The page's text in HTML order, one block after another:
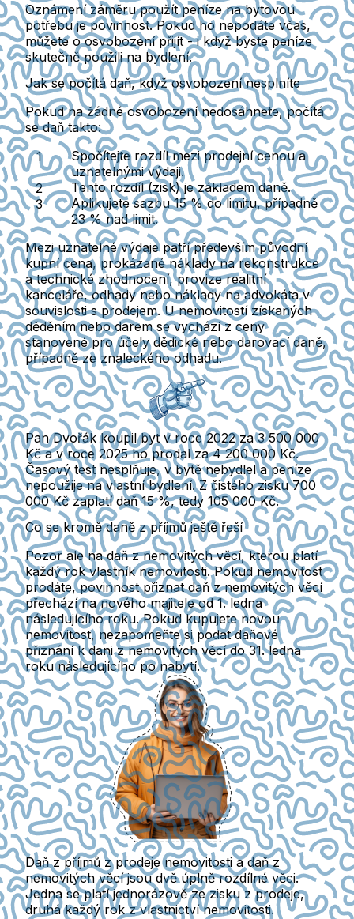
Oznámení záměru použít peníze na bytovou
potřebu je povinnost.Pokud ho nepodáte včas,
můžete o osvobození přijít - i když byste peníze
skutečně použili na bydlení.
Jak se počítá daň, když osvobození nesplníte
Pokud na žádné osvobození nedosáhnete,počítá
se daň takto:
Spočítejte rozdíl mezi prodejní cenou a
uznatelnými výdaji.
Tento rozdíl(zisk) je základem daně.
Aplikujete sazbu 15 % do limitu, případně
23 % nad limit.
Mezi uznatelné výdaje patří především původní
kupní cena, prokázané náklady na rekonstrukce
a technické zhodnocení, provize realitní
kanceláře, odhady nebo náklady na advokáta v
souvislosti s prodejem.U nemovitostí získaných
děděním nebo darem se vychází z ceny
stanovené pro účely dědické nebo darovací daně,
případně ze znaleckého odhadu.
Pan Dvořák koupil byt v roce 2022 za 3 500 000
Kč a v roce 2025 ho prodal za 4 200 000 Kč.
Časový test nesplňuje, v bytě nebydlel a peníze
nepoužije na vlastní bydlení. Z čistého zisku 700
000 Kč zaplatí daň 15 %, tedy 105 000 Kč.
Co se kromě daně z příjmů ještě řeší
Pozor ale nadaň z nemovitých věcí, kterou platí
každý rok vlastník nemovitosti. Pokud nemovitost
prodáte, povinnost přiznat daň z nemovitých věcí
přechází na nového majitele od 1. ledna
následujícího roku.Pokud kupujete novou
nemovitost, nezapomeňte si podat daňové
přiznání k dani z nemovitých věcí do 31. ledna
roku následujícího po nabytí.
Daň z příjmů z prodeje nemovitosti a daň z
nemovitých věcí jsou dvě úplně rozdílné věci.
Jedna se platí jednorázově ze zisku z prodeje,
druhá každý rok z vlastnictví nemovitosti.